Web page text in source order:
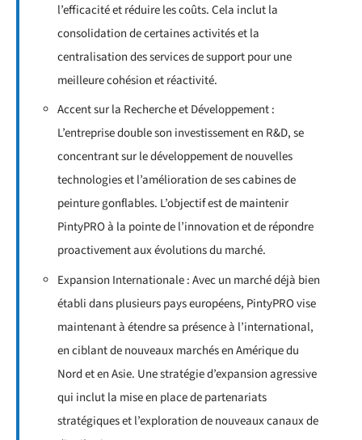
l’efficacité et réduire les coûts. Cela inclut la
consolidation de certaines activités et la
centralisation des services de support pour une
meilleure cohésion et réactivité.
Accent sur la Recherche et Développement :
L’entreprise double son investissement en R&D, se
concentrant sur le développement de nouvelles
technologies et l’amélioration de ses cabines de
peinture gonflables. L’objectif est de maintenir
PintyPRO à la pointe de l’innovation et de répondre
proactivement aux évolutions du marché.
Expansion Internationale : Avec un marché déjà bien
établi dans plusieurs pays européens, PintyPRO vise
maintenant à étendre sa présence à l’international,
en ciblant de nouveaux marchés en Amérique du
Nord et en Asie. Une stratégie d’expansion agressive
qui inclut la mise en place de partenariats
stratégiques et l’exploration de nouveaux canaux de